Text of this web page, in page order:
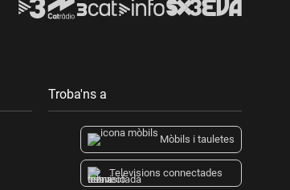
Troba'ns a
Mòbils i tauletes
Televisions connectades